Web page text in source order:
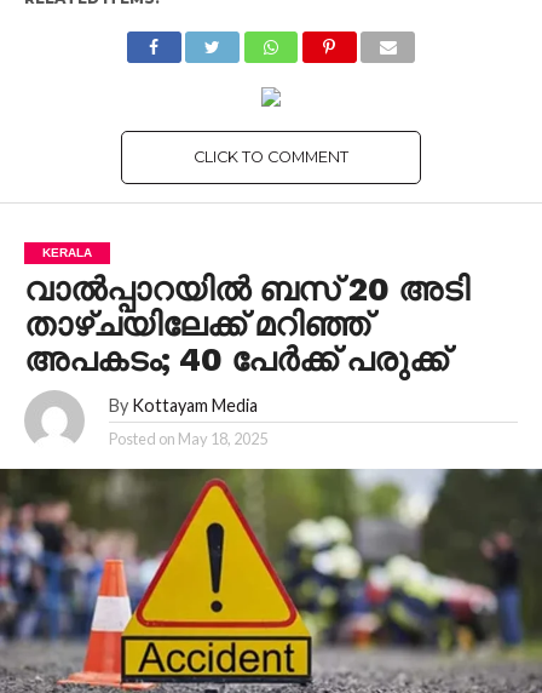
CLICK TO COMMENT
KERALA
വാൽപ്പാറയിൽ ബസ് 20 അടി
താഴ്ചയിലേക്ക് മറിഞ്ഞ്
അപകടം; 40 പേർക്ക് പരുക്ക്
By Kottayam Media
Posted on May 18, 2025